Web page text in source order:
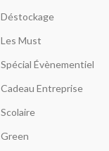
Déstockage
Les Must
Spécial Évènementiel
Cadeau Entreprise
Scolaire
Green